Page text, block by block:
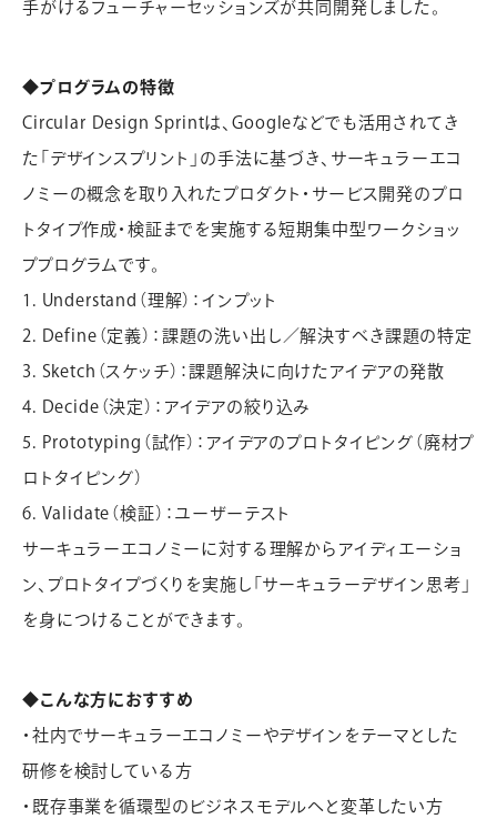
手がけるフューチャーセッションズが共同開発しました。
◆プログラムの特徴
Circular Design Sprintは、Googleなどでも活用されてき
た「デザインスプリント」の手法に基づき、サーキュラーエコ
ノミーの概念を取り入れたプロダクト・サービス開発のプロ
トタイプ作成・検証までを実施する短期集中型ワークショッ
ププログラムです。
1. Understand（理解）：インプット
2. Define（定義）：課題の洗い出し／解決すべき課題の特定
3. Sketch（スケッチ）：課題解決に向けたアイデアの発散
4. Decide（決定）：アイデアの絞り込み
5. Prototyping（試作）：アイデアのプロトタイピング（廃材プ
ロトタイピング）
6. Validate（検証）：ユーザーテスト
サーキュラーエコノミーに対する理解からアイディエーショ
ン、プロトタイプづくりを実施し「サーキュラーデザイン思考」
を身につけることができます。
◆こんな方におすすめ
・社内でサーキュラーエコノミーやデザインをテーマとした
研修を検討している方
・既存事業を循環型のビジネスモデルへと変革したい方